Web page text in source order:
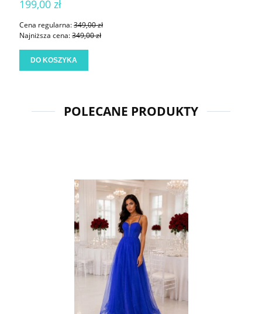
199,00 zł
Cena regularna:349,00 zł
Najniższa cena:349,00 zł
DO KOSZYKA
POLECANE PRODUKTY